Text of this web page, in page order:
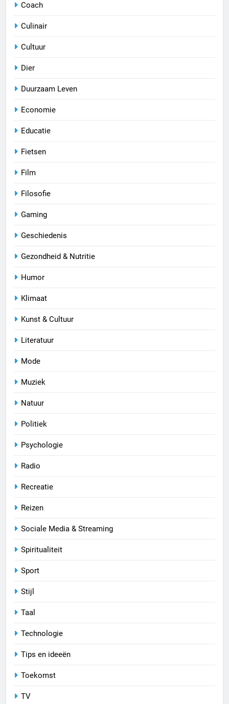
Coach
Culinair
Cultuur
Dier
Duurzaam Leven
Economie
Educatie
Fietsen
Film
Filosofie
Gaming
Geschiedenis
Gezondheid & Nutritie
Humor
Klimaat
Kunst & Cultuur
Literatuur
Mode
Muziek
Natuur
Politiek
Psychologie
Radio
Recreatie
Reizen
Sociale Media & Streaming
Spiritualiteit
Sport
Stijl
Taal
Technologie
Tips en ideeën
Toekomst
TV